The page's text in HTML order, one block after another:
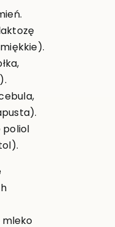
poliol
mleko